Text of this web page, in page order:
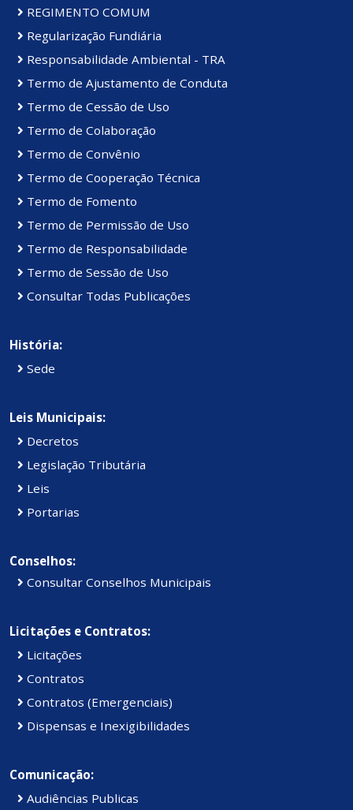
REGIMENTO COMUM
Regularização Fundiária
Responsabilidade Ambiental - TRA
Termo de Ajustamento de Conduta
Termo de Cessão de Uso
Termo de Colaboração
Termo de Convênio
Termo de Cooperação Técnica
Termo de Fomento
Termo de Permissão de Uso
Termo de Responsabilidade
Termo de Sessão de Uso
Consultar Todas Publicações
História:
Sede
Leis Municipais:
Decretos
Legislação Tributária
Leis
Portarias
Conselhos:
Consultar Conselhos Municipais
Licitações e Contratos:
Licitações
Contratos
Contratos (Emergenciais)
Dispensas e Inexigibilidades
Comunicação:
Audiências Publicas